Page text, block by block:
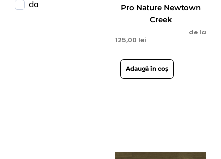
da
Pro Nature Newtown
Creek
de la
125,00 lei
Adaugă în coș